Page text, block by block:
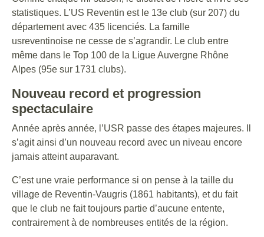
statistiques. L’US Reventin est le 13e club (sur 207) du
département avec 435 licenciés. La famille
usreventinoise ne cesse de s’agrandir. Le club entre
même dans le Top 100 de la Ligue Auvergne Rhône
Alpes (95e sur 1731 clubs).
Nouveau record et progression
spectaculaire
Année après année, l’USR passe des étapes majeures. Il
s’agit ainsi d’un nouveau record avec un niveau encore
jamais atteint auparavant.
C’est une vraie performance si on pense à la taille du
village de Reventin-Vaugris (1861 habitants), et du fait
que le club ne fait toujours partie d’aucune entente,
contrairement à de nombreuses entités de la région.